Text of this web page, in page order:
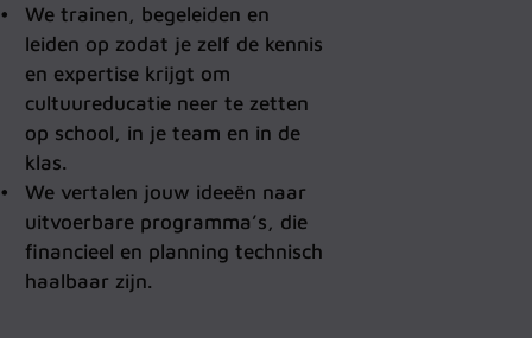
We trainen, begeleiden en
leiden op zodat je zelf de kennis
en expertise krijgt om
cultuureducatie neer te zetten
op school, in je team en in de
klas.
We vertalen jouw ideeën naar
uitvoerbare programma’s, die
financieel en planning technisch
haalbaar zijn.